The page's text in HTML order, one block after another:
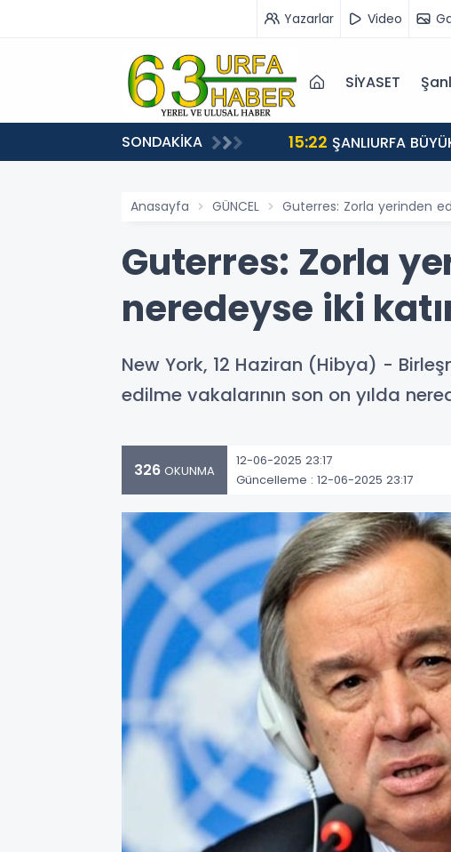
Yazarlar Video
SİYASET
SONDAKİKA
BAŞLADI 15:22 ŞANLIURFA
Anasayfa GÜNCEL Guterres: Zorla yerinden
Guterres: Zorla
neredeyse iki
New York, 12 Haziran (Hibya) -
edilme vakalarının son on yılda
326 OKUNMA
12-06-2025 23:17
Güncelleme : 12-06-2025 23:17